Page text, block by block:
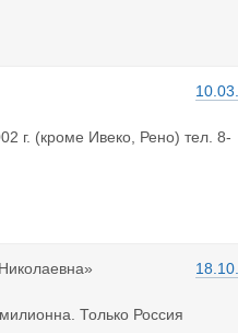
Россию) . ПОЛУПРИЦЕПЫ :
; SCHMITZ S01 ,год 1998,
г. (кроме Ивеко, Рено) тел. 8-
Только Россия